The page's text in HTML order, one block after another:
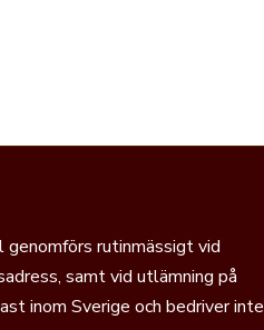
rutinmässigt vid
samt vid utlämning på
inom Sverige och bedriver inte